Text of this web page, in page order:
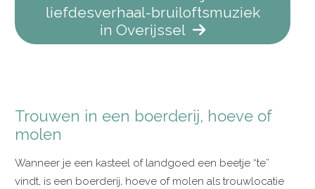
liefdesverhaal-bruiloftsmuziek
in Overijssel
Trouwen in een boerderij, hoeve of
molen
Wanneer je een kasteel of landgoed een beetje “te”
vindt, is een boerderij, hoeve of molen als trouwlocatie